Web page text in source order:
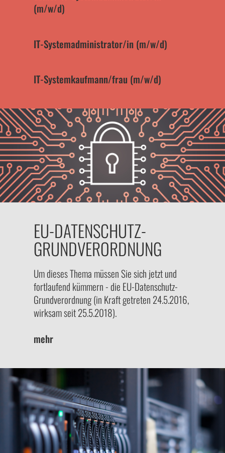
(m/w/d)
IT-Systemadministrator/in (m/w/d)
IT-Systemkaufmann/frau (m/w/d)
EU-DATENSCHUTZ-
GRUNDVERORDNUNG
Um dieses Thema müssen Sie sich jetzt und
fortlaufend kümmern - die EU-Datenschutz-
Grundverordnung (in Kraft getreten 24.5.2016,
wirksam seit 25.5.2018).
mehr